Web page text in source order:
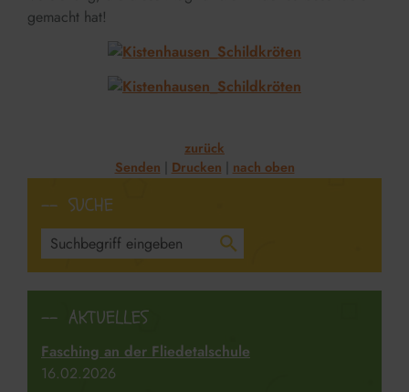
gemacht hat!
zurück
Senden
Drucken nach oben
SUCHE
AKTUELLES
Fasching an der Fliedetalschule
16.​02.​2026